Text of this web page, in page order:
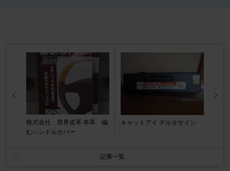
株式会社 世界皮革 本革 編
むハンドルカバー
キャットアイ デルタサイン
記事一覧